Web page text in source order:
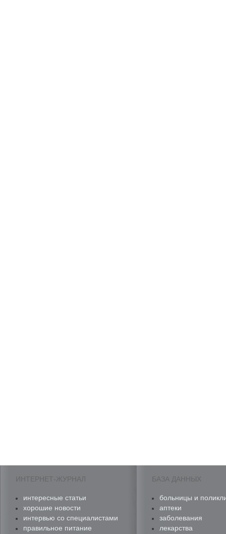
ИНТЕРНЕТ-ЖУРНАЛ
интересные статьи
хорошие новости
интервью со специалистами
правильное питание
БАЗА ДАННЫХ
больницы и
аптеки
заболевания
лекарства